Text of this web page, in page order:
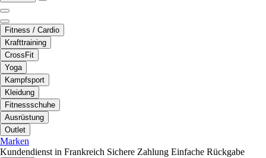
Fitness / Cardio
Krafttraining
CrossFit
Yoga
Kampfsport
Kleidung
Fitnessschuhe
Ausrüstung
Outlet
Marken
Kundendienst in Frankreich Sichere Zahlung Einfache Rückgabe